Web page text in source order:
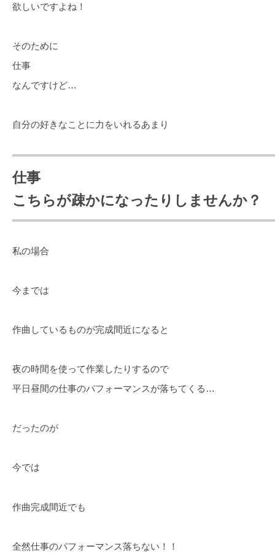
欲しいですよね！
そのために
仕事
なんですけど…
自分の好きなことに力をいれるあまり
仕事
こちらが疎かになったりしませんか？
私の場合
今までは
作曲しているものが完成間近になると
夜の時間を使って作業したりするので
平日昼間の仕事のパフォーマンスが落ちてくる…
だったのが
今では
作曲完成間近でも
全然仕事のパフォーマンス落ちない！！